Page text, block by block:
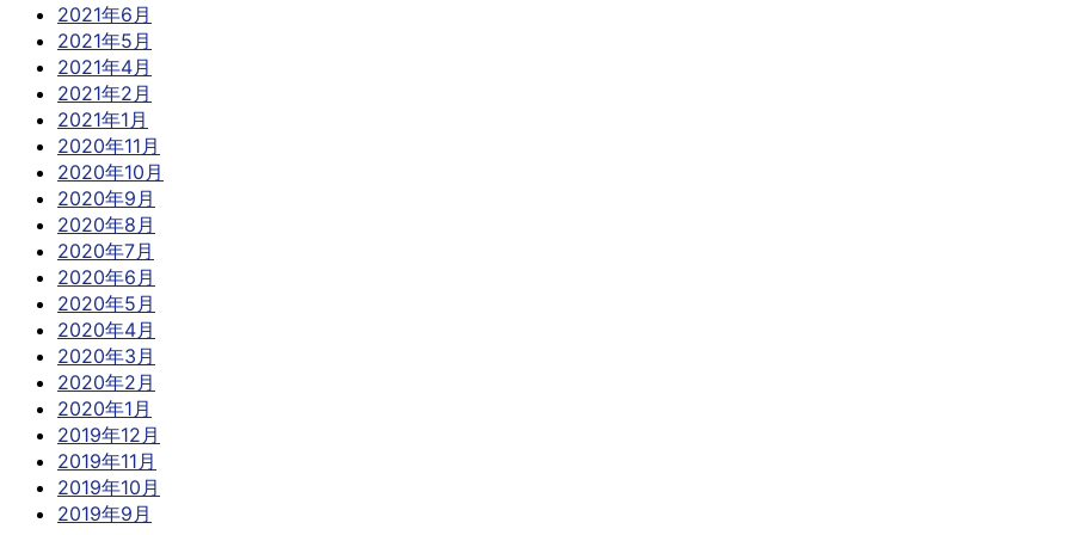
2021年6月
2021年5月
2021年4月
2021年2月
2021年1月
2020年11月
2020年10月
2020年9月
2020年8月
2020年7月
2020年6月
2020年5月
2020年4月
2020年3月
2020年2月
2020年1月
2019年12月
2019年11月
2019年10月
2019年9月